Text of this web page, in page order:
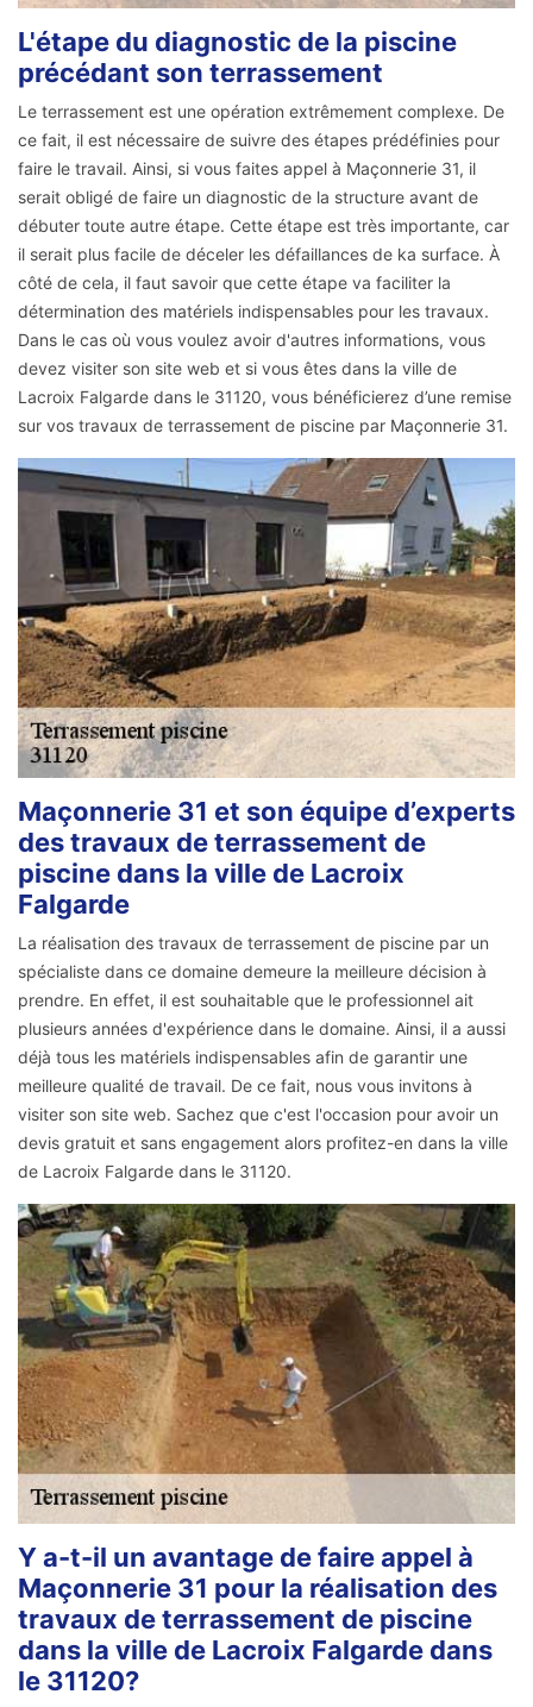
L'étape du diagnostic de la piscine
précédant son terrassement
Le terrassement est une opération extrêmement complexe. De
ce fait, il est nécessaire de suivre des étapes prédéfinies pour
faire le travail. Ainsi, si vous faites appel à Maçonnerie 31, il
serait obligé de faire un diagnostic de la structure avant de
débuter toute autre étape. Cette étape est très importante, car
il serait plus facile de déceler les défaillances de ka surface. À
côté de cela, il faut savoir que cette étape va faciliter la
détermination des matériels indispensables pour les travaux.
Dans le cas où vous voulez avoir d'autres informations, vous
devez visiter son site web et si vous êtes dans la ville de
Lacroix Falgarde dans le 31120, vous bénéficierez d’une remise
sur vos travaux de terrassement de piscine par Maçonnerie 31.
Maçonnerie 31 et son équipe d’experts
des travaux de terrassement de
piscine dans la ville de Lacroix
Falgarde
La réalisation des travaux de terrassement de piscine par un
spécialiste dans ce domaine demeure la meilleure décision à
prendre. En effet, il est souhaitable que le professionnel ait
plusieurs années d'expérience dans le domaine. Ainsi, il a aussi
déjà tous les matériels indispensables afin de garantir une
meilleure qualité de travail. De ce fait, nous vous invitons à
visiter son site web. Sachez que c'est l'occasion pour avoir un
devis gratuit et sans engagement alors profitez-en dans la ville
de Lacroix Falgarde dans le 31120.
Y a-t-il un avantage de faire appel à
Maçonnerie 31 pour la réalisation des
travaux de terrassement de piscine
dans la ville de Lacroix Falgarde dans
le 31120?